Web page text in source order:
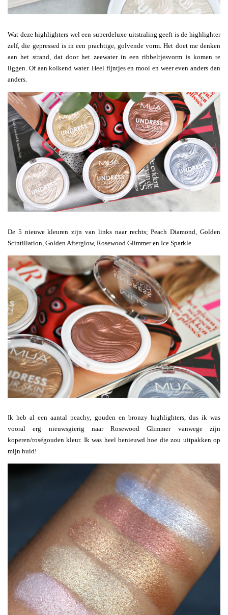
Wat deze highlighters wel een superdeluxe uitstraling geeft is de highlighter
zelf, die gepressed is in een prachtige, golvende vorm. Het doet me denken
aan het strand, dat door het zeewater in een ribbeltjesvorm is komen te
liggen. Of aan kolkend water. Heel fijntjes en mooi en weer even anders dan
anders.
De 5 nieuwe kleuren zijn van links naar rechts; Peach Diamond, Golden
Scintillation, Golden Afterglow, Rosewood Glimmer en Ice Sparkle.
Ik heb al een aantal peachy, gouden en bronzy highlighters, dus ik was
vooral erg nieuwsgierig naar Rosewood Glimmer vanwege zijn
koperen/roségouden kleur. Ik was heel benieuwd hoe die zou uitpakken op
mijn huid!